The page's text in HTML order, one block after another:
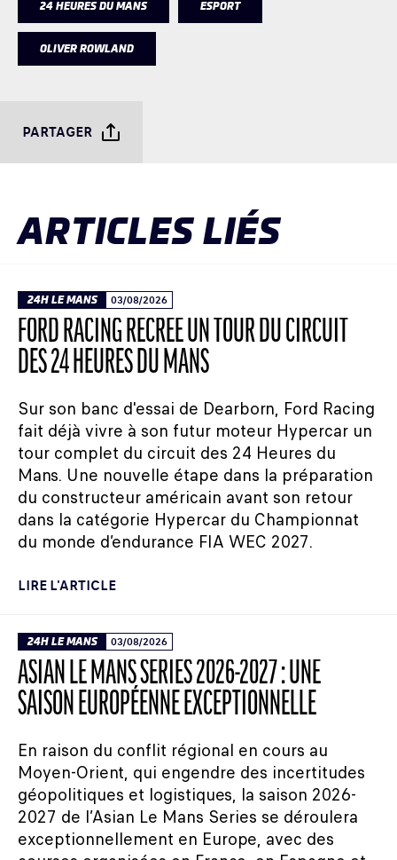
24 HEURES DU MANS ESPORT
OLIVER ROWLAND
PARTAGER
ARTICLES LIÉS
24H LE MANS 03/08/2026
FORD RACING RECRÉE UN TOUR DU CIRCUIT
DES 24 HEURES DU MANS
Sur son banc d'essai de Dearborn, Ford Racing
fait déjà vivre à son futur moteur Hypercar un
tour complet du circuit des 24 Heures du
Mans. Une nouvelle étape dans la préparation
du constructeur américain avant son retour
dans la catégorie Hypercar du Championnat
du monde d’endurance FIA WEC 2027.
LIRE L'ARTICLE
24H LE MANS 03/08/2026
ASIAN LE MANS SERIES 2026-2027 : UNE
SAISON EUROPÉENNE EXCEPTIONNELLE
En raison du conflit régional en cours au
Moyen-Orient, qui engendre des incertitudes
géopolitiques et logistiques, la saison 2026-
2027 de l’Asian Le Mans Series se déroulera
exceptionnellement en Europe, avec des